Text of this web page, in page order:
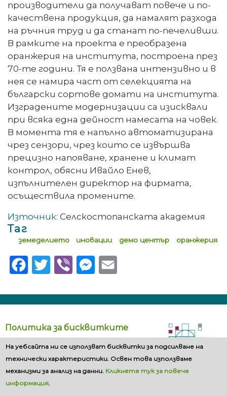
производители да получават повече и по-
качествена продукция, да намалят разхода
на ръчния труд и да станат по-печеливши.
В рамките на проекта е преобразена
оранжерия на института, построена през
70-те години. Тя е ползвана интензивно и в
нея се намира част от селекцията на
български сортове домати на института.
Изградените модернизации са изисквали
при всяка една дейност намесата на човек.
В момента тя е напълно автоматизирана
чрез сензори, чрез които се извършва
прецизно напояване, хранене и климат
контрол, обясни Ивайло Енев,
изпълнителен директор на фирмата,
осъществила промените.
Източник: Селскостопанската академия
Таг
земеделието иновации демо център оранжерия
FacebookTwitterViber Messenger
Политика за бисквитките
На уебсайта ни се използват бисквитки за подсилване на
технически характеристики. Освен това използваме
механизми за анализ на данни. Кликнете тук за повече
информация.